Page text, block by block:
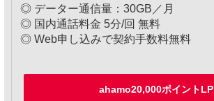
◎ データー通信量：30GB／月
◎ 国内通話料金 5分/回 無料
◎ Web申し込みで契約手数料無料
ahamo20,000ポイントLP